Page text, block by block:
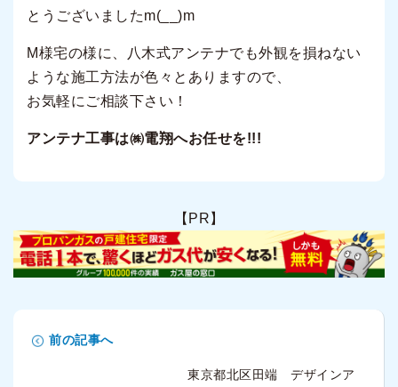
とうございましたm(__)m
M様宅の様に、八木式アンテナでも外観を損ねない
ような施工方法が色々とありますので、
お気軽にご相談下さい！
アンテナ工事は㈱電翔へお任せを!!!
【PR】
前の記事へ
東京都北区田端 デザインア